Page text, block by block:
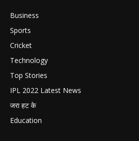
Business
Sports
Cricket
Technology
Top Stories
IPL 2022 Latest News
जरा हट के
Education